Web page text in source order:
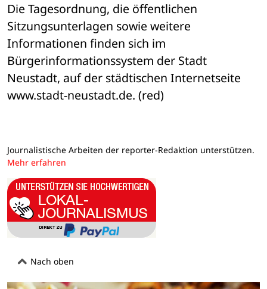
Die Tagesordnung, die öffentlichen
Sitzungsunterlagen sowie weitere
Informationen finden sich im
Bürgerinformationssystem der Stadt
Neustadt, auf der städtischen Internetseite
www.stadt-neustadt.de. (red)
Journalistische Arbeiten der reporter-Redaktion unterstützen.
Mehr erfahren
Nach oben